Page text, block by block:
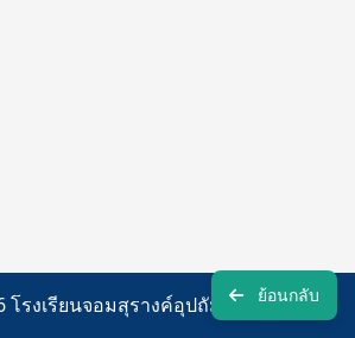
ย้อนกลับ
โรงเรียนจอมสุรางค์อุปถัมภ์